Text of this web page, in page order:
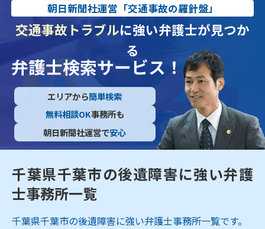
朝日新聞社運営「交通事故の羅針盤」
交通事故トラブルに強い弁護士が見つか
る
弁護士検索サービス！
エリアから簡単検索
無料相談OK事務所も
朝日新聞社運営で安心
千葉県千葉市の後遺障害に強い弁護
士事務所一覧
千葉県千葉市の後遺障害に強い弁護士事務所一覧です。